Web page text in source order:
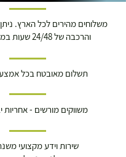
משלוחים מהירים לכל הארץ.
והרכבה של 24/48 שעות במידת הצורך
תשלום מאובטח בכל
משווקים מורשים - אחריות
שירות וידע מקצועי משנת